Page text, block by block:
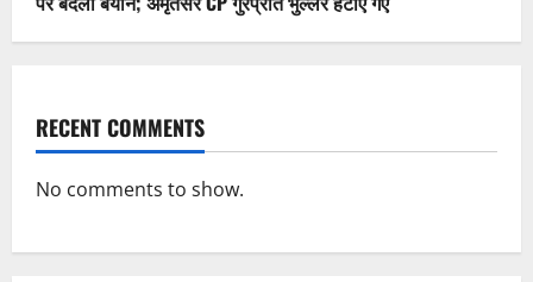
RECENT COMMENTS
No comments to show.